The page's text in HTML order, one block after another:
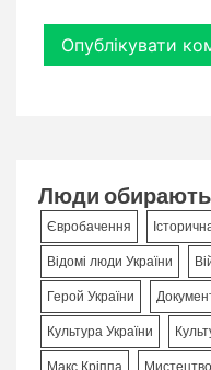
Люди обирають
Євробачення
Відомі люди України
Герой України
Культура України
Макс Кріппа